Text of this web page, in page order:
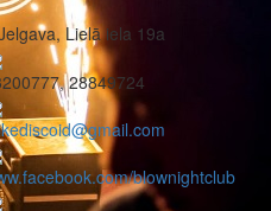
Lielā iela 19a
28849724
blownightclub